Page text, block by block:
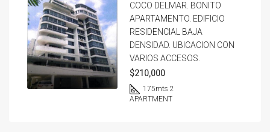
COCO DELMAR. BONITO
APARTAMENTO. EDIFICIO
RESIDENCIAL BAJA
DENSIDAD. UBICACION CON
VARIOS ACCESOS.
$210,000
175mts 2
APARTMENT